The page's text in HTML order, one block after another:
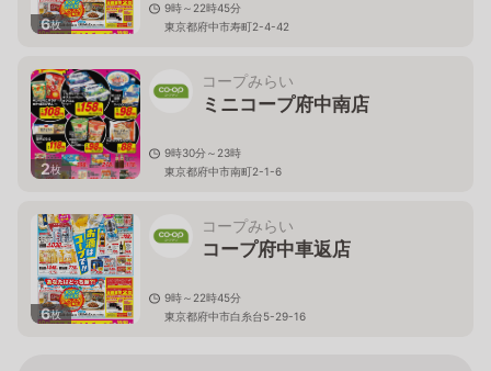
6枚
9時～22時45分
東京都府中市寿町2-4-42
2枚
コープみらい
ミニコープ府中南店
9時30分～23時
東京都府中市南町2-1-6
6枚
コープみらい
コープ府中車返店
9時～22時45分
東京都府中市白糸台5-29-16